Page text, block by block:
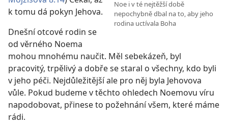
Noe i v té nejtěžší době
nepochybně dbal na to, aby jeho
rodina uctívala Boha
k tomu dá pokyn Jehova.
Dnešní otcové rodin se
od věrného Noema
mohou mnohému naučit. Měl sebekázeň, byl
pracovitý, trpělivý a dobře se staral o všechny, kdo byli
v jeho péči. Nejdůležitější ale pro něj byla Jehovova
vůle. Pokud budeme v těchto ohledech Noemovu víru
napodobovat, přinese to požehnání všem, které máme
rádi.